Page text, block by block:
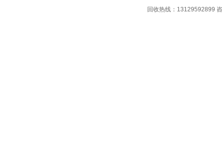
回收热线：13129592899